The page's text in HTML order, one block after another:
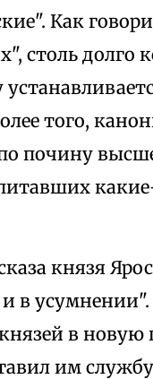
Как
столь долго
того,
почину
князя
в
в
им